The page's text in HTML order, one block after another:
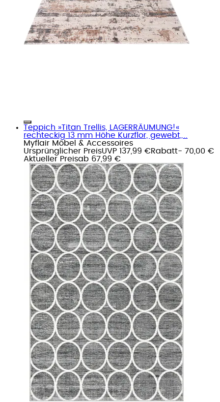
Teppich »Titan Trellis, LAGERRÄUMUNG!«
rechteckig 13 mm Höhe Kurzflor, gewebt,...
Myflair Möbel & Accessoires
Ursprünglicher PreisUVP 137,99 €Rabatt- 70,00 €
Aktueller Preisab 67,99 €